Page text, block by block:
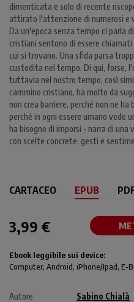
dimenticata e solo di recente
attirato l'attenzione di numerosi e
Da un'epoca senza tempo ci parla
cristiani sentono di essere
cui si trovano. Una sfida parsa
custodita nel tempo. Di qui, forse,
tuttavia nel nostro tempo, così
cammino cristiano, ha molto da
non crea barriere, perché non ne
perché in ogni essere umano vede
ha bisogno di imporsi - narra di una
con scelte concrete, gesti e
CARTACEO EPUB
3,99 €
Ebook leggibile sui device:
Computer, Android, iPhone/Ipad, E-
Autore
Sabino Chialà